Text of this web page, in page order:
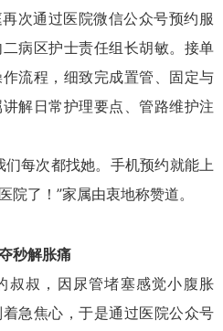
次通过医院微信公众号预约服
病区护士责任组长胡敏。接单
流程，细致完成置管、固定与
解日常护理要点、管路维护注
们每次都找她。手机预约就能上
院了！”家属由衷地称赞道。
秒解胀痛
叔叔，因尿管堵塞感觉小腹胀
急焦心，于是通过医院公众号